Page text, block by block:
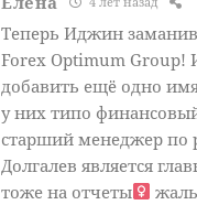
Теперь Иджин
Forex Optimum Group!
добавить ещё одно
у них типо
старший менеджер по
Долгалев является
тоже на отчеты‍